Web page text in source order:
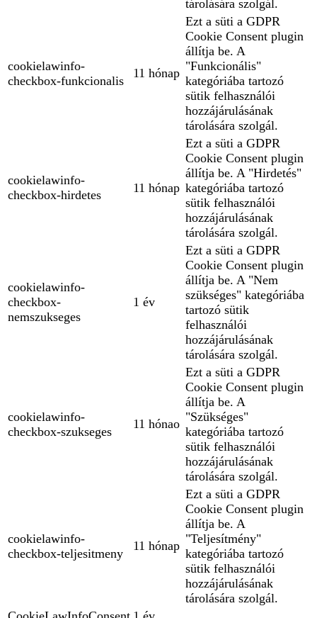
tárolására szolgál.
cookielawinfo-
checkbox-funkcionalis
11 hónap
Ezt a süti a GDPR
Cookie Consent plugin
állítja be. A
"Funkcionális"
kategóriába tartozó
sütik felhasználói
hozzájárulásának
tárolására szolgál.
cookielawinfo-
checkbox-hirdetes
11 hónap
Ezt a süti a GDPR
Cookie Consent plugin
állítja be. A "Hirdetés"
kategóriába tartozó
sütik felhasználói
hozzájárulásának
tárolására szolgál.
cookielawinfo-
checkbox-
nemszukseges
1 év
Ezt a süti a GDPR
Cookie Consent plugin
állítja be. A "Nem
szükséges" kategóriába
tartozó sütik
felhasználói
hozzájárulásának
tárolására szolgál.
cookielawinfo-
checkbox-szukseges
11 hónao
Ezt a süti a GDPR
Cookie Consent plugin
állítja be. A
"Szükséges"
kategóriába tartozó
sütik felhasználói
hozzájárulásának
tárolására szolgál.
cookielawinfo-
checkbox-teljesitmeny
11 hónap
Ezt a süti a GDPR
Cookie Consent plugin
állítja be. A
"Teljesítmény"
kategóriába tartozó
sütik felhasználói
hozzájárulásának
tárolására szolgál.